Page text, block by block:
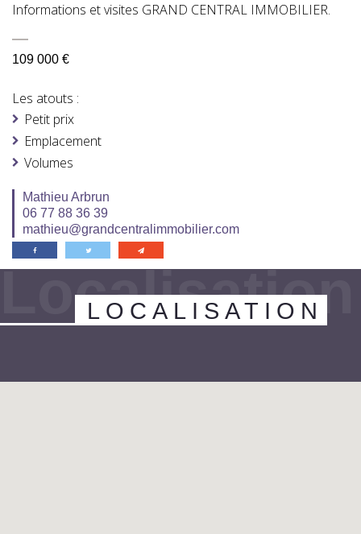
Informations et visites GRAND CENTRAL IMMOBILIER.
109 000 €
Les atouts :
Petit prix
Emplacement
Volumes
Mathieu Arbrun
06 77 88 36 39
mathieu@grandcentralimmobilier.com
Localisation
LOCALISATION